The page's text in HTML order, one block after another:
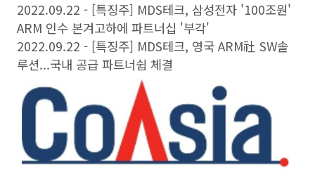
2022.09.22 - [특징주] MDS테크, 삼성전자 '100조원'
ARM 인수 본겨고하에 파트너십 '부각'
2022.09.22 - [특징주] MDS테크, 영국 ARM社 SW솔
루션...국내 공급 파트너쉽 체결